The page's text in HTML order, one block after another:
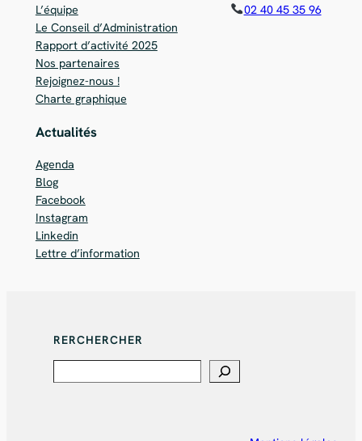
L’équipe
Le Conseil d’Administration
Rapport d’activité 2025
Nos partenaires
Rejoignez-nous !
Charte graphique
02 40 45 35 96
Actualités
Agenda
Blog
Facebook
Instagram
Linkedin
Lettre d’information
RERCHERCHER